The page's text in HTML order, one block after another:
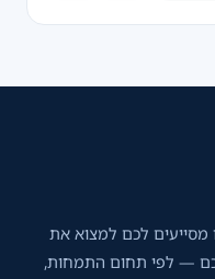
מסייעים לכם למצוא את
— לפי תחום התמחות,